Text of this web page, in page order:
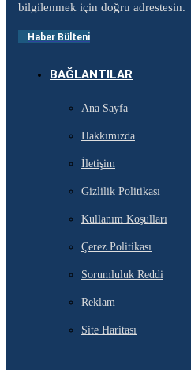
bilgilenmek için doğru adrestesin.
Haber Bülteni
BAĞLANTILAR
Ana Sayfa
Hakkımızda
İletişim
Gizlilik Politikası
Kullanım Koşulları
Çerez Politikası
Sorumluluk Reddi
Reklam
Site Haritası